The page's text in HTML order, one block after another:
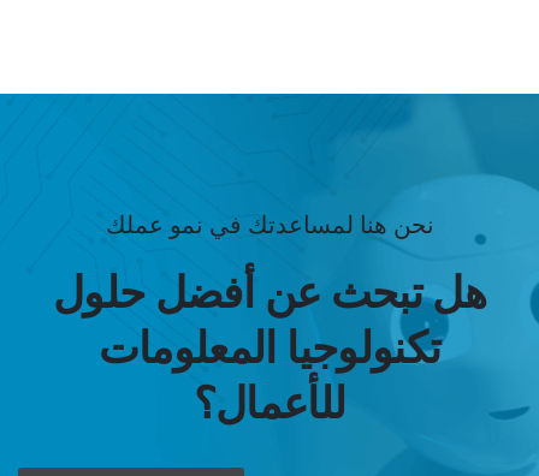
نحن هنا لمساعدتك في نمو عملك
هل تبحث عن أفضل حلول
تكنولوجيا المعلومات
للأعمال؟